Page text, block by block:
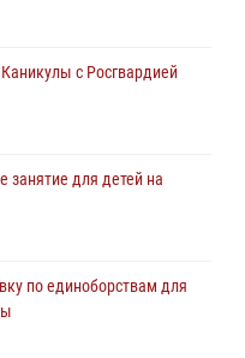
с Росгвардией
занятие для детей на
по единоборствам для